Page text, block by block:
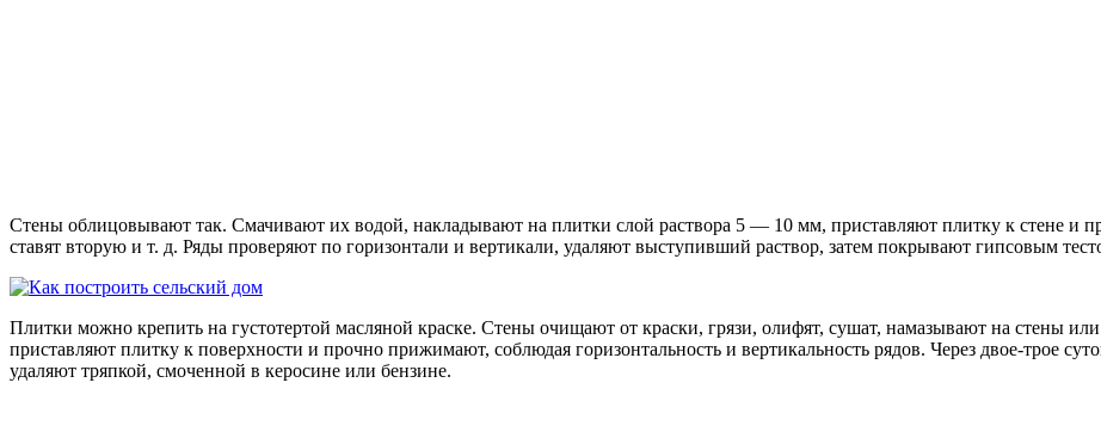
Стены облицовывают так. Смачивают их водой, накладывают на плитки слой раствора 5 — 10 мм, приставляют плитку к стене и
ставят вторую и т. д. Ряды проверяют по горизонтали и вертикали, удаляют выступивший раствор, затем покрывают гипсовым
Плитки можно крепить на густотертой масляной краске. Стены очищают от краски, грязи, олифят, сушат, намазывают на стены
приставляют плитку к поверхности и прочно прижимают, соблюдая горизонтальность и вертикальность рядов. Через двое-трое
удаляют тряпкой, смоченной в керосине или бензине.